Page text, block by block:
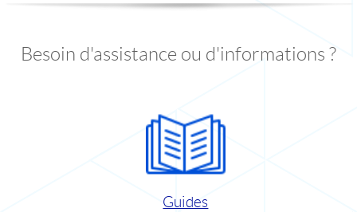
Besoin d'assistance ou d'informations ?
Guides